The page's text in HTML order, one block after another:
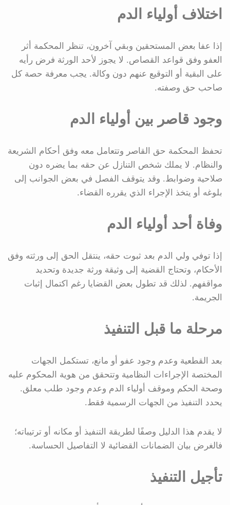
اختلاف أولياء الدم
إذا عفا بعض المستحقين وبقي آخرون، تنظر المحكمة أثر
العفو وفق قواعد القصاص. لا يجوز لأحد الورثة فرض رأيه
على البقية أو التوقيع عنهم دون وكالة. يجب معرفة حصة كل
صاحب حق وصفته.
وجود قاصر بين أولياء الدم
تحفظ المحكمة حق القاصر وتتعامل معه وفق أحكام الشريعة
والنظام. لا يملك شخص التنازل عن حقه بما يضره دون
صلاحية وضوابط. وقد يتوقف الفصل في بعض الجوانب إلى
بلوغه أو يتخذ الإجراء الذي يقرره القضاء.
وفاة أحد أولياء الدم
إذا توفي ولي الدم بعد ثبوت حقه، ينتقل الحق إلى ورثته وفق
الأحكام، وتحتاج القضية إلى وثيقة ورثة جديدة وتحديد
مواقفهم. لذلك قد تطول بعض القضايا رغم اكتمال إثبات
الجريمة.
مرحلة ما قبل التنفيذ
بعد القطعية وعدم وجود عفو أو مانع، تستكمل الجهات
المختصة الإجراءات النظامية وتتحقق من هوية المحكوم عليه
وصحة الحكم وموقف أولياء الدم وعدم وجود طلب معلق.
يحدد التنفيذ من الجهات الرسمية فقط.
لا يقدم هذا الدليل وصفًا لطريقة التنفيذ أو مكانه أو ترتيباته؛
فالغرض بيان الضمانات القضائية لا التفاصيل الحساسة.
تأجيل التنفيذ